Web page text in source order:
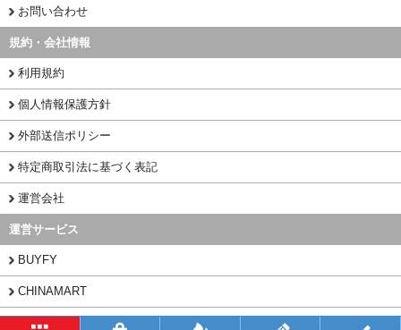
お問い合わせ
規約・会社情報
利用規約
個人情報保護方針
外部送信ポリシー
特定商取引法に基づく表記
運営会社
運営サービス
BUYFY
CHINAMART
1PORT